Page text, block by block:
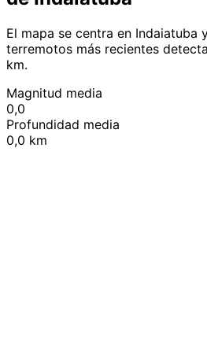
El mapa se centra en Indaiatuba
terremotos más recientes
km.
Magnitud media
0,0
Profundidad media
0,0 km